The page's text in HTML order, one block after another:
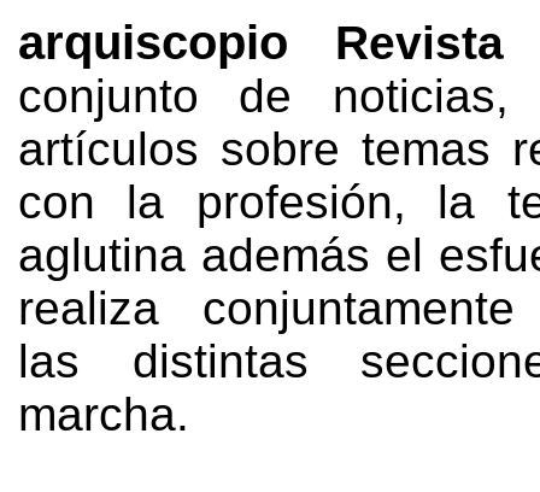
arquiscopio
Revista
conjunto de noticias
artículos sobre temas
con la profesión, la
aglutina además el
realiza
las distintas
marcha.